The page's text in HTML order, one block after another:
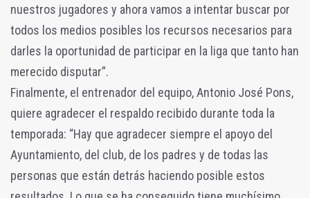
nuestros jugadores y ahora vamos a intentar buscar por
todos los medios posibles los recursos necesarios para
darles la oportunidad de participar en la liga que tanto han
merecido disputar”.
Finalmente, el entrenador del equipo, Antonio José Pons,
quiere agradecer el respaldo recibido durante toda la
temporada: “Hay que agradecer siempre el apoyo del
Ayuntamiento, del club, de los padres y de todas las
personas que están detrás haciendo posible estos